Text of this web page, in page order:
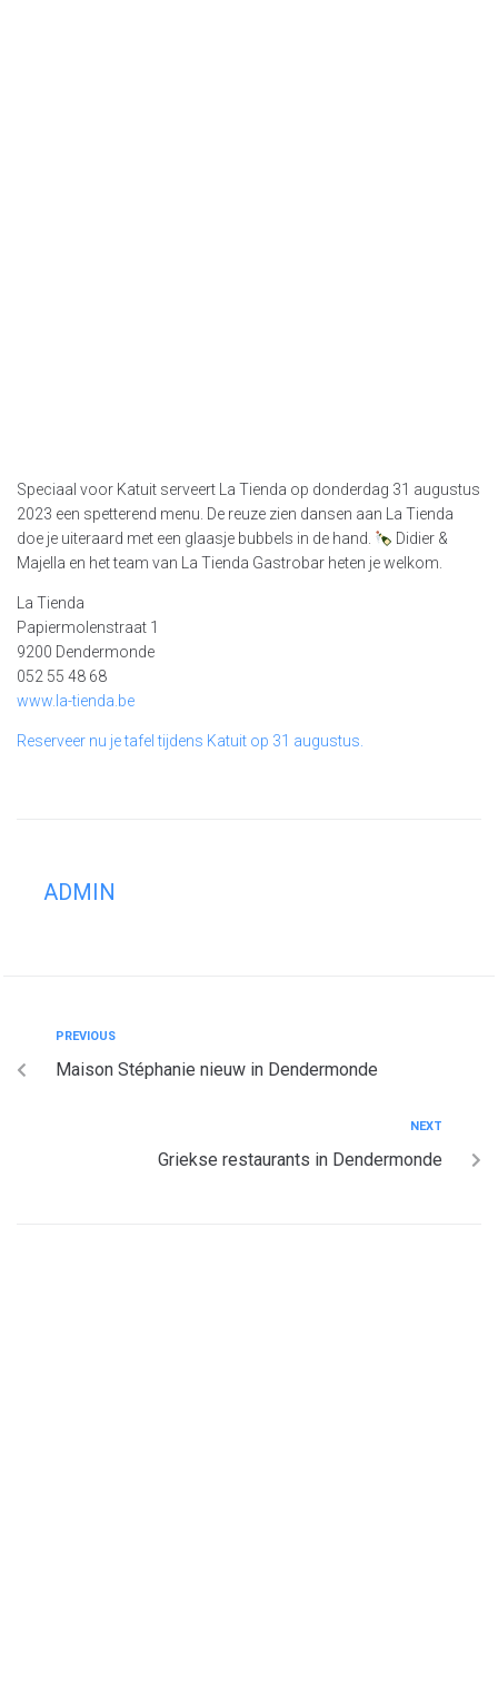
Speciaal voor Katuit serveert La Tienda op donderdag 31 augustus
2023 een spetterend menu. De reuze zien dansen aan La Tienda
doe je uiteraard met een glaasje bubbels in de hand.
Didier &
Majella en het team van La Tienda Gastrobar heten je welkom.
La Tienda
Papiermolenstraat 1
9200 Dendermonde
052 55 48 68
www.la-tienda.be
Reserveer nu je tafel tijdens Katuit op 31 augustus.
ADMIN
PREVIOUS
Maison Stéphanie nieuw in Dendermonde
NEXT
Griekse restaurants in Dendermonde